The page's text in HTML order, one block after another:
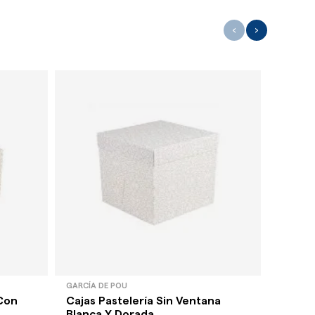
GARCÍA DE POU
Cajas Pastelería Sin Ventana
‹ ›